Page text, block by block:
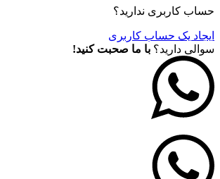
حساب کاربری ندارید؟
ایجاد یک حساب کاربری
سوالی دارید؟ با ما صحبت کنید!